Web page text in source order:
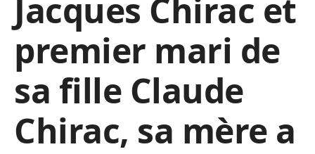
Jacques Chirac et
premier mari de
sa fille Claude
Chirac, sa mère a